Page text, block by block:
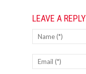
LEAVE A REPLY